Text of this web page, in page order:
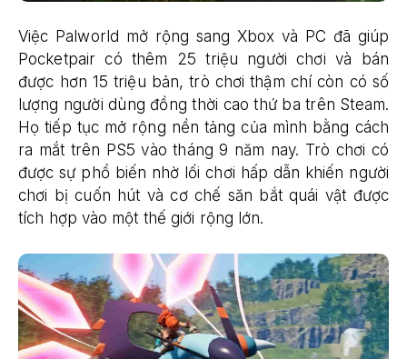
Việc Palworld mở rộng sang Xbox và PC đã giúp
Pocketpair có thêm 25 triệu người chơi và bán
được hơn 15 triệu bản, trò chơi thậm chí còn có số
lượng người dùng đồng thời cao thứ ba trên Steam.
Họ tiếp tục mở rộng nền tảng của mình bằng cách
ra mắt trên PS5 vào tháng 9 năm nay. Trò chơi có
được sự phổ biến nhờ lối chơi hấp dẫn khiến người
chơi bị cuốn hút và cơ chế săn bắt quái vật được
tích hợp vào một thế giới rộng lớn.